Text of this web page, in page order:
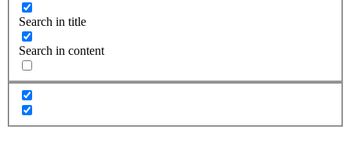
Search in title
Search in content